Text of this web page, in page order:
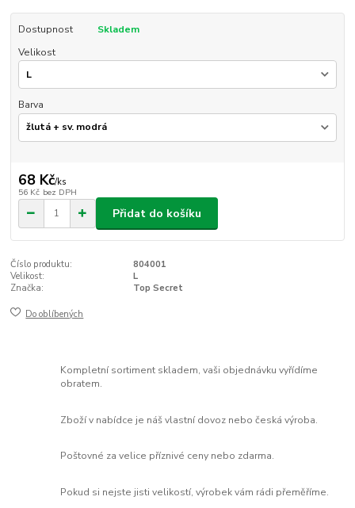
Dostupnost
Skladem
Velikost
Barva
68 Kč/ks
56 Kč bez DPH
Přidat do košíku
Číslo produktu:
804001
Velikost:
L
Značka:
Top Secret
Do oblíbených
Kompletní sortiment skladem, vaši objednávku vyřídíme
obratem.
Zboží v nabídce je náš vlastní dovoz nebo česká výroba.
Poštovné za velice příznivé ceny nebo zdarma.
Pokud si nejste jisti velikostí, výrobek vám rádi přeměříme.